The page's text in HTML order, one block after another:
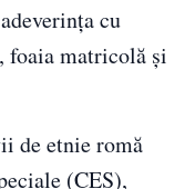
cu
foaia matricolă și
de etnie romă
(CES),